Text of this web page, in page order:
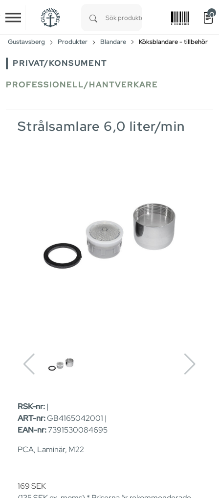
Skip to main content
0
Gustavsberg Produkter Blandare Köksblandare - tillbehör
PRIVAT/KONSUMENT
PROFESSIONELL/HANTVERKARE
Strålsamlare 6,0 liter/min
RSK-nr:|
ART-nr:GB4165042001 |
EAN-nr:7391530084695
PCA, Laminär, M22
169SEK